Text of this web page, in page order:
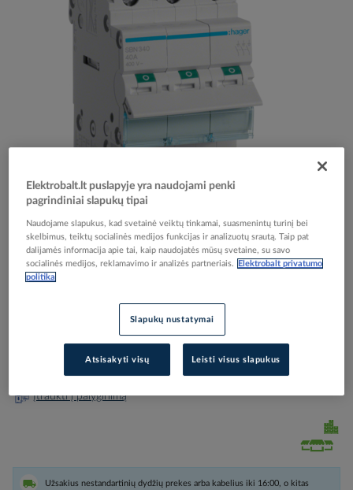
Skip
the
beginning
the
Reali prekė gali skirtis nuo pavaizduotos nuotraukoje
Kirtiklis 3P 40A 3 modulių - HAGER
Prisijunkite, norėdami pamatyti kainas
Įtraukti į palyginimą
Užsakius nestandartinių dydžių prekes arba kabelius iki 16:00, o kitas
Elektrobalt.lt puslapyje yra naudojami penki
pagrindiniai slapukų tipai
Naudojame slapukus, kad svetainė veiktų tinkamai, suasmenintų turinį bei
skelbimus, teiktų socialinės medijos funkcijas ir analizuotų srautą. Taip pat
dalijamės informacija apie tai, kaip naudojatės mūsų svetaine, su savo
socialinės medijos, reklamavimo ir analizės partneriais.
Elektrobalt privatumo
politika
Slapukų nustatymai
Atsisakyti visų Leisti visus slapukus